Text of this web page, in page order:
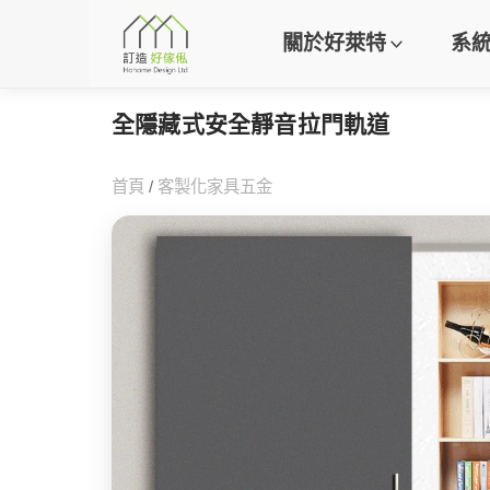
關於好萊特 系
全隱藏式安全靜音拉門軌道
首頁 / 客製化家具五金